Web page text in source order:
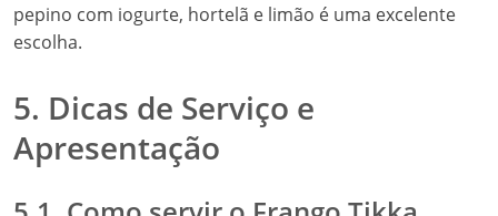
pepino com iogurte, hortelã e limão é uma excelente
escolha.
5. Dicas de Serviço e
Apresentação